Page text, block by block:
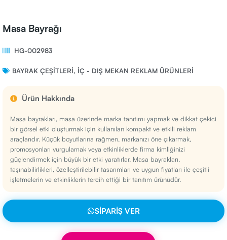
Masa Bayrağı
HG-002983
BAYRAK ÇEŞITLERI, İÇ - DIŞ MEKAN REKLAM ÜRÜNLERI
Ürün Hakkında
Masa bayrakları, masa üzerinde marka tanıtımı yapmak ve dikkat çekici
bir görsel etki oluşturmak için kullanılan kompakt ve etkili reklam
araçlarıdır. Küçük boyutlarına rağmen, markanızı öne çıkarmak,
promosyonları vurgulamak veya etkinliklerde firma kimliğinizi
güçlendirmek için büyük bir etki yaratırlar. Masa bayrakları,
taşınabilirlikleri, özelleştirilebilir tasarımları ve uygun fiyatları ile çeşitli
işletmelerin ve etkinliklerin tercih ettiği bir tanıtım ürünüdür.
SIPARIŞ VER